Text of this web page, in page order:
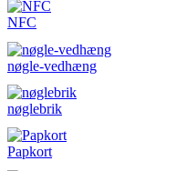
NFC
nøgle-vedhæng
nøglebrik
Papkort